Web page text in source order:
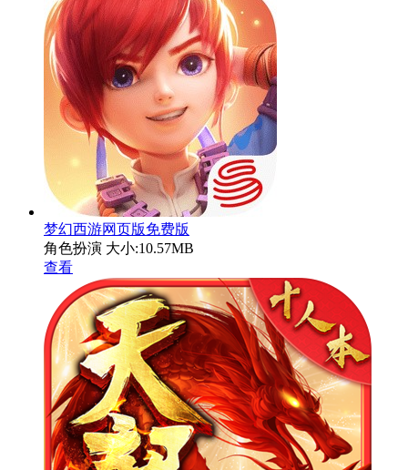
梦幻西游网页版免费版
角色扮演 大小:10.57MB
查看